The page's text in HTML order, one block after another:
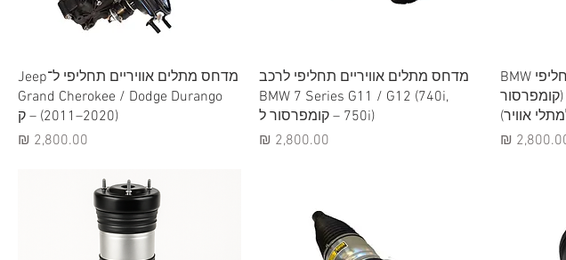
מדחס מתלים אוויריים תחליפי BMW
X5 E70 / X6 E71 E72 (קומפרסור
אוויר)
תצוגה מהירה
מדחס מתלים אוויריים תחליפי לרכב
BMW 7 Series G11 / G12 (740i,
750i) – קומפרסור ל
מחיר
תצוגה מהירה
מדחס מתלים אוויריים תחליפי ל־Jeep
Grand Cherokee / Dodge Durango
(2011–2020) – ק
מחיר